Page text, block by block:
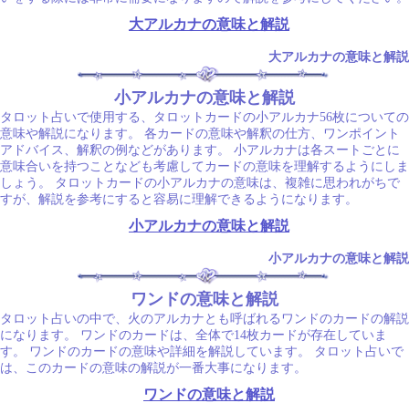
大アルカナの意味と解説
大アルカナの意味と解説
小アルカナの意味と解説
タロット占いで使用する、タロットカードの小アルカナ56枚についての
意味や解説になります。 各カードの意味や解釈の仕方、ワンポイント
アドバイス、解釈の例などがあります。 小アルカナは各スートごとに
意味合いを持つことなども考慮してカードの意味を理解するようにしま
しょう。 タロットカードの小アルカナの意味は、複雑に思われがちで
すが、解説を参考にすると容易に理解できるようになります。
小アルカナの意味と解説
小アルカナの意味と解説
ワンドの意味と解説
タロット占いの中で、火のアルカナとも呼ばれるワンドのカードの解説
になります。 ワンドのカードは、全体で14枚カードが存在していま
す。 ワンドのカードの意味や詳細を解説しています。 タロット占いで
は、このカードの意味の解説が一番大事になります。
ワンドの意味と解説